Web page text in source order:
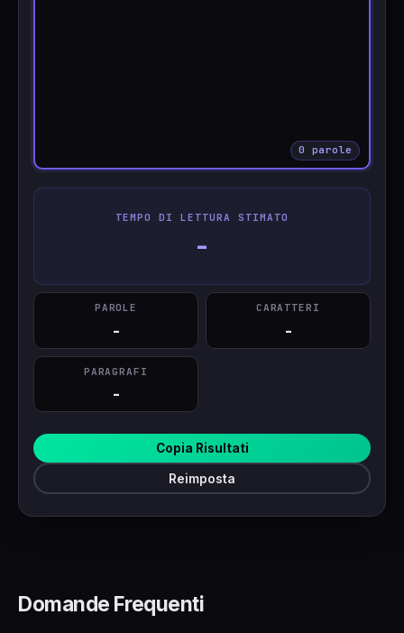
0 parole
TEMPO DI LETTURA STIMATO
-
PAROLE
-
CARATTERI
-
PARAGRAFI
-
Reimposta
Copia Risultati
Domande Frequenti